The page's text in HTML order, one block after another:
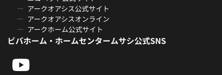
アークオアシス公式サイト
アークオアシスオンライン
アークホーム公式サイト
ビバホーム・ホームセンタームサシ公式SNS